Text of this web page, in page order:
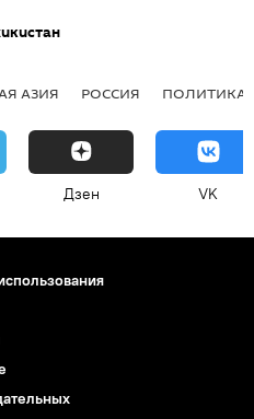
АЗИЯ РОССИЯ ПОЛИТИКА
Дзен VK